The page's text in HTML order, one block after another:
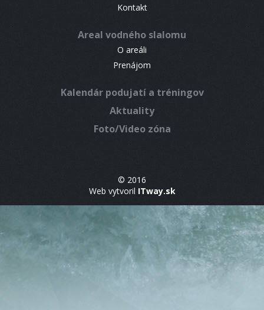
Kontakt
Areal vodného slalomu
O areáli
Prenájom
Kalendár podujatí a tréningov
Aktuality
Foto/Video zóna
© 2016
Web vytvoril ITway.sk